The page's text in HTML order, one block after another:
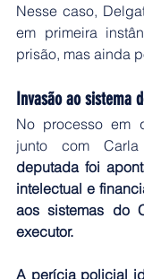
Nesse caso,
em primeira
prisão, mas ainda
Invasão ao sistema
No processo em
junto com
deputada foi
intelectual e
aos sistemas do
executor.
A perícia policial